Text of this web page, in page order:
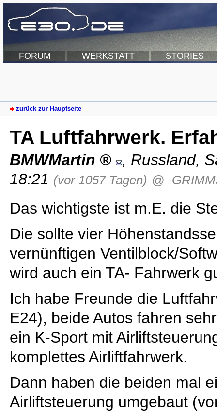
FORUM WERKSTATT STORIES
zurück zur Hauptseite
TA Luftfahrwerk.
BMWMartin , Russland,
18:21 (vor 1057 Tagen) @ -
Das wichtigste ist m.E. die
Die sollte vier
vernünftigen Ventilblock/
wird auch ein TA- Fahrwerk
Ich habe Freunde die
E24), beide Autos fahren
ein K-Sport mit
komplettes Airliftfahrwerk.
Dann haben die beiden mal
Airliftsteuerung umgebaut